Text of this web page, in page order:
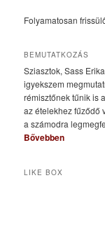
Folyamatosan
BEMUTATKOZÁS
Sziasztok, Sass
igyekszem
rémisztőnek tűnik is
az ételekhez fűződő
a számodra
Bővebben
LIKE BOX